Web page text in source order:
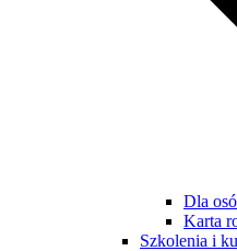
Dla
Karta
Szkolenia i